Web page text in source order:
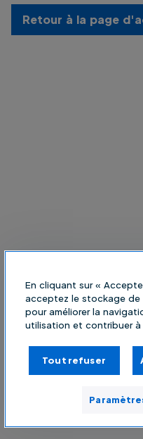
Retour à la page
En cliquant sur «
acceptez le stockage de
pour améliorer la
utilisation et contribuer
Tout refuser